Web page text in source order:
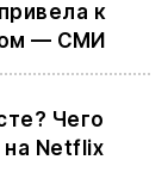
к
— СМИ
Чего
на Netflix